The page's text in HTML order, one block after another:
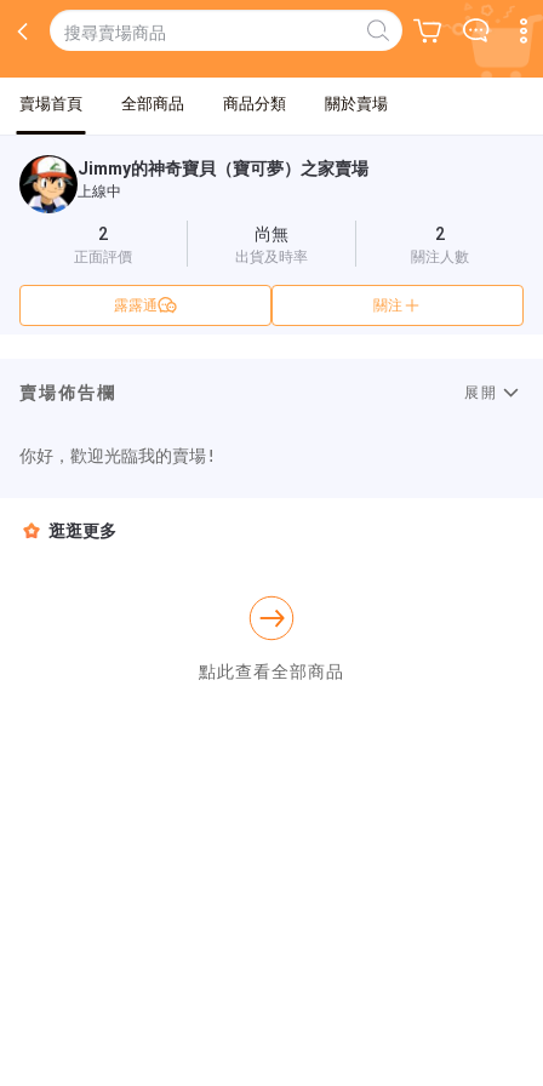
賣場首頁 全部商品 商品分類 關於賣場
Jimmy的神奇寶貝（寶可夢）之家賣場
上線中
2
正面評價
尚無
出貨及時率
2
關注人數
露露通 關注
賣場佈告欄 展開
逛逛更多
點此查看全部商品